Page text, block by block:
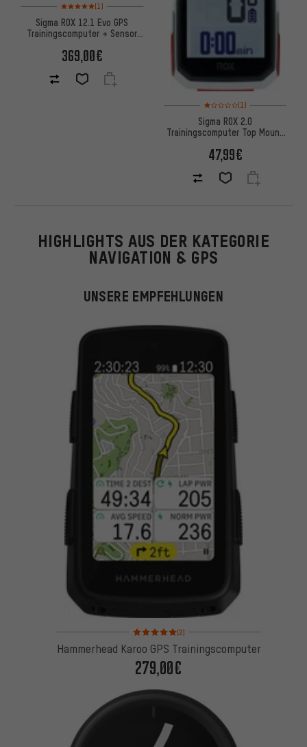
Bewertungen: 5 von 5 basierend auf 1 Bewertungen
(1)
Sigma ROX 12.1 Evo GPS
Trainingscomputer + Sensor
369,00€
Bewertungen: 1 von 5
(1)
Sigma ROX 2.0
Trainingscomputer Top Mount
47,99€
HIGHLIGHTS AUS DER KATEGORIE
NAVIGATION & GPS
UNSERE EMPFEHLUNGEN
Bewertungen: 5 von 5 basierend auf 2
(2)
Hammerhead Karoo GPS Trainingscomputer
279,00€